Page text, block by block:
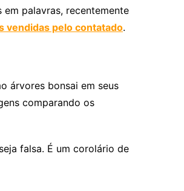
em palavras, recentemente
vendidas pelo contatado.
árvores bonsai em seus
comparando os
falsa. É um corolário de